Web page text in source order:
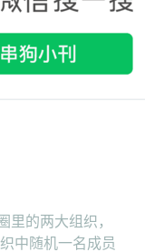
里的两大组织，
中随机一名成员